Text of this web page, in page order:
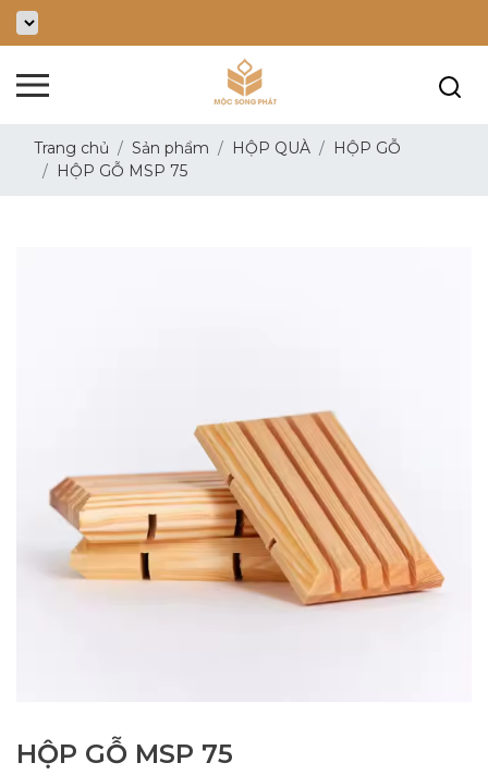
Trang chủ Sản phẩm HỘP QUÀ
HỘP GỖ
HỘP GỖ MSP 75
HỘP GỖ MSP 75